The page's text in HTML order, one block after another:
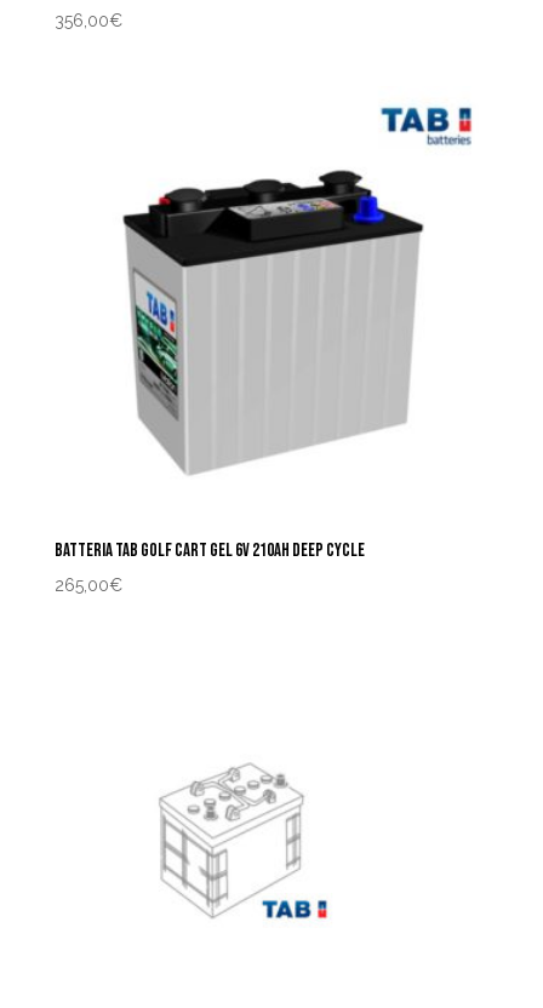
356,00€
BATTERIA TAB GOLF CART GEL 6V 210AH DEEP CYCLE
265,00€